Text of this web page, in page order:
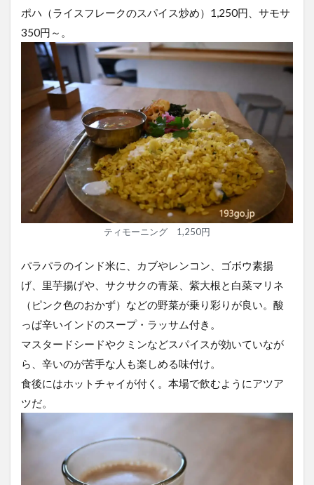
ポハ（ライスフレークのスパイス炒め）1,250円、サモサ
350円～。
ティモーニング 1,250円
パラパラのインド米に、カブやレンコン、ゴボウ素揚
げ、里芋揚げや、サクサクの青菜、紫大根と白菜マリネ
（ピンク色のおかず）などの野菜が乗り彩りが良い。酸
っぱ辛いインドのスープ・ラッサム付き。
マスタードシードやクミンなどスパイスが効いていなが
ら、辛いのが苦手な人も楽しめる味付け。
食後にはホットチャイが付く。本場で飲むようにアツア
ツだ。